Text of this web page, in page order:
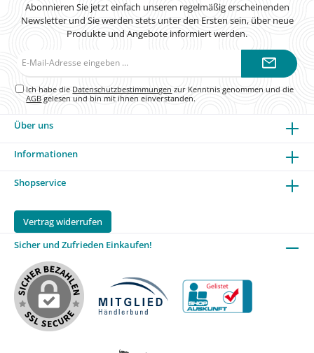
Abonnieren Sie jetzt einfach unseren regelmäßig erscheinenden
Newsletter und Sie werden stets unter den Ersten sein, über neue
Produkte und Angebote informiert werden.
Ich habe die Datenschutzbestimmungen zur Kenntnis genommen und die
AGB gelesen und bin mit ihnen einverstanden.
Über uns
Informationen
Shopservice
Vertrag widerrufen
Sicher und Zufrieden Einkaufen!